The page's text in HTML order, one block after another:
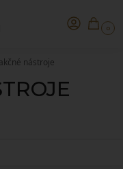
0
nástroje